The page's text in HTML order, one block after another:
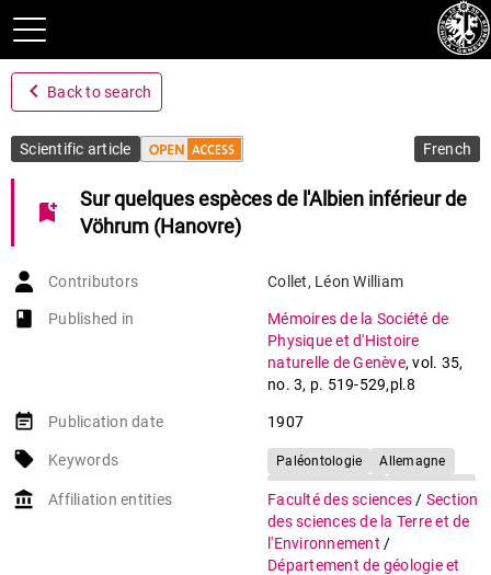
navigate_before Back to search
Scientific article French
bookmark_add
Sur quelques espèces de l'Albien inférieur de
Vöhrum (Hanovre)
Contributors Collet, Léon William
book-open
Published in
Mémoires de la Société de
Physique et d'Histoire
naturelle de Genève,vol. 35,
no. 3, p. 519-529,pl.8
event_note Publication date 1907
local_offer Keywords Paléontologie
Allemagne
account_balance Affiliation entities Faculté des sciences / Section
des sciences de la Terre et de
l'Environnement /
Département de géologie et